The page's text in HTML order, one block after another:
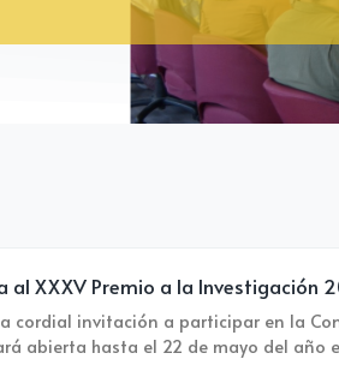
al XXXV Premio a la Investigación
cordial invitación a participar en la
abierta hasta el 22 de mayo del año